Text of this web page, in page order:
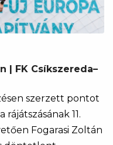
| FK Csíkszereda–
szerzett pontot
11.
Fogarasi Zoltán